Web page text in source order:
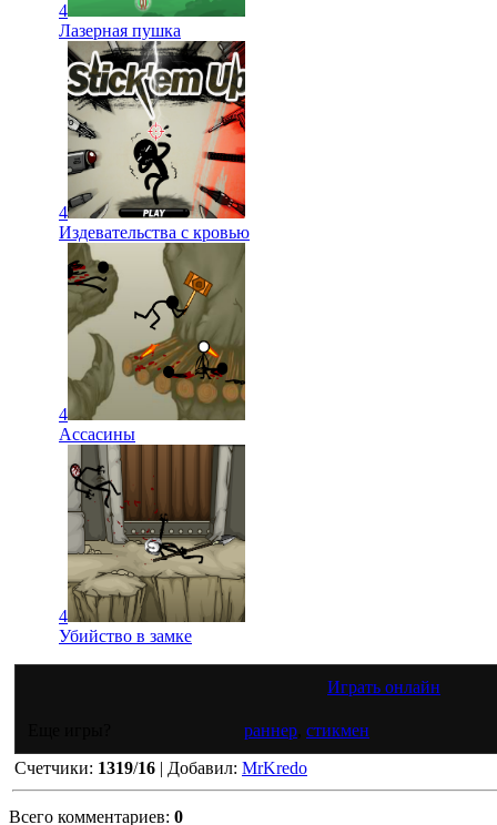
4
Лазерная пушка
4
Издевательства с кровью
4
Ассасины
4
Убийство в замке
Играть онлайн
раннер стикмен
Счетчики: 1319/16 | Добавил: MrKredo
Всего комментариев: 0